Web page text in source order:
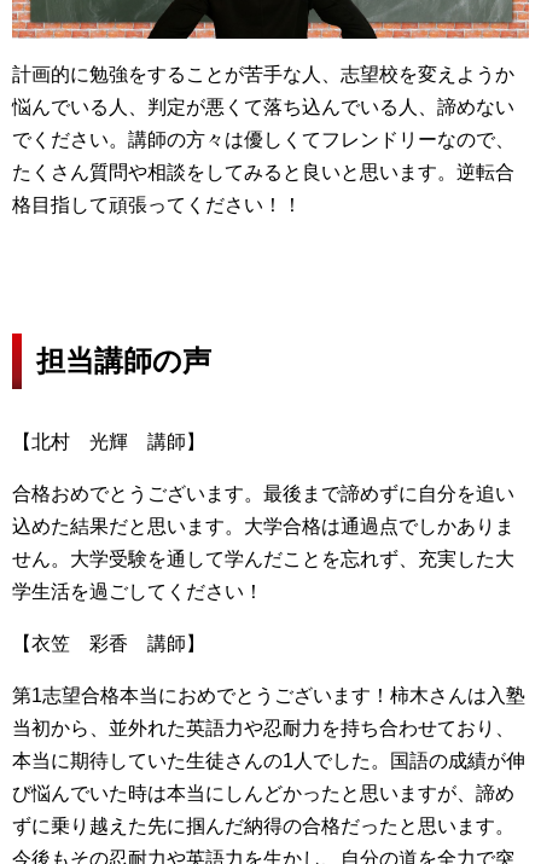
計画的に勉強をすることが苦手な人、志望校を変えようか
悩んでいる人、判定が悪くて落ち込んでいる人、諦めない
でください。講師の方々は優しくてフレンドリーなので、
たくさん質問や相談をしてみると良いと思います。逆転合
格目指して頑張ってください！！
担当講師の声
【北村 光輝 講師】
合格おめでとうございます。最後まで諦めずに自分を追い
込めた結果だと思います。大学合格は通過点でしかありま
せん。大学受験を通して学んだことを忘れず、充実した大
学生活を過ごしてください！
【衣笠 彩香 講師】
第1志望合格本当におめでとうございます！柿木さんは入塾
当初から、並外れた英語力や忍耐力を持ち合わせており、
本当に期待していた生徒さんの1人でした。国語の成績が伸
び悩んでいた時は本当にしんどかったと思いますが、諦め
ずに乗り越えた先に掴んだ納得の合格だったと思います。
今後もその忍耐力や英語力を生かし、自分の道を全力で突